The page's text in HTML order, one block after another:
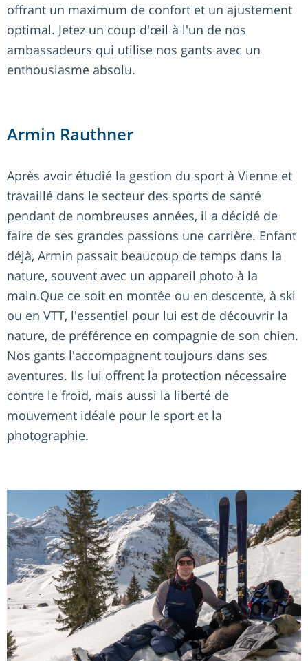
offrant un maximum de confort et un ajustement
optimal. Jetez un coup d'œil à l'un de nos
ambassadeurs qui utilise nos gants avec un
enthousiasme absolu.
Armin Rauthner
Après avoir étudié la gestion du sport à Vienne et
travaillé dans le secteur des sports de santé
pendant de nombreuses années, il a décidé de
faire de ses grandes passions une carrière. Enfant
déjà, Armin passait beaucoup de temps dans la
nature, souvent avec un appareil photo à la
main.Que ce soit en montée ou en descente, à ski
ou en VTT, l'essentiel pour lui est de découvrir la
nature, de préférence en compagnie de son chien.
Nos gants l'accompagnent toujours dans ses
aventures. Ils lui offrent la protection nécessaire
contre le froid, mais aussi la liberté de
mouvement idéale pour le sport et la
photographie.